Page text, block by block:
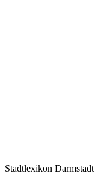
Stadtlexikon Darmstadt